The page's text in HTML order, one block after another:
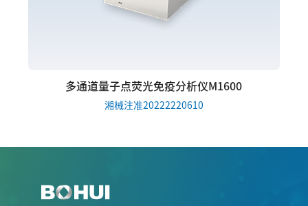
多通道量子点荧光免疫分析仪M1600
湘械注准20222220610